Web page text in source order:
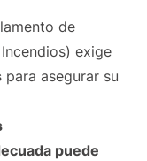
de
exige
para asegurar su
puede